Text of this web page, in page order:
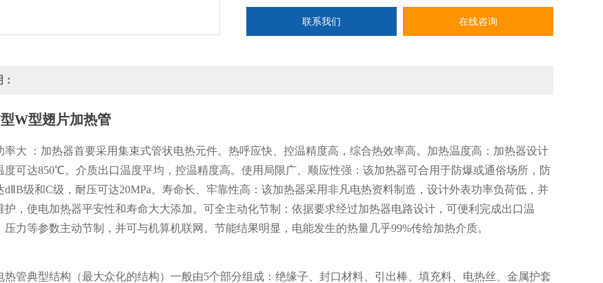
联系我们 在线咨询
W型翅片加热管
率大 ：加热器首要采用集束式管状电热元件。热呼应快、控温精度高，综合热效率高。加热温度高：加热器设计
度可达850℃。介质出口温度平均，控温精度高。使用局限广、顺应性强：该加热器可合用于防爆或通俗场所，防
dⅡB级和C级，耐压可达20MPa。寿命长、牢靠性高：该加热器采用非凡电热资料制造，设计外表功率负荷低，并
护，使电加热器平安性和寿命大大添加。可全主动化节制：依据要求经过加热器电路设计，可便利完成出口温
压力等参数主动节制，并可与机算机联网。节能结果明显，电能发生的热量几乎99%传给加热介质。
热管典型结构（最大众化的结构）一般由5个部分组成：绝缘子、封口材料、引出棒、填充料、电热丝、金属护套